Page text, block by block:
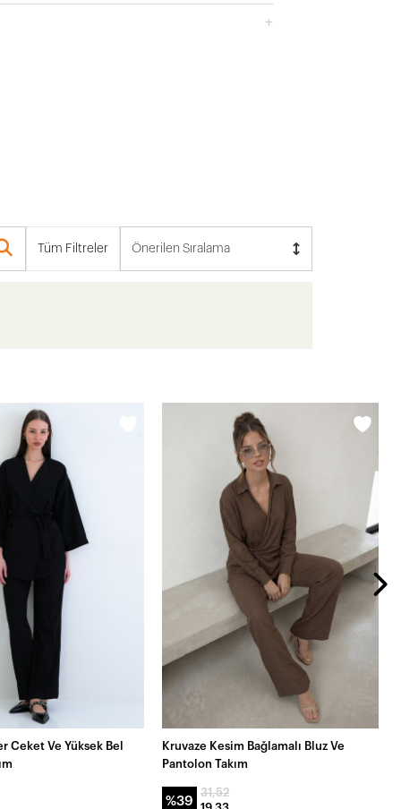
Tüm Filtreler Önerilen Sıralama
Ceket Ve Yüksek Bel
Kruvaze Kesim Bağlamalı Bluz Ve
Pantolon Takım
%39
31,52